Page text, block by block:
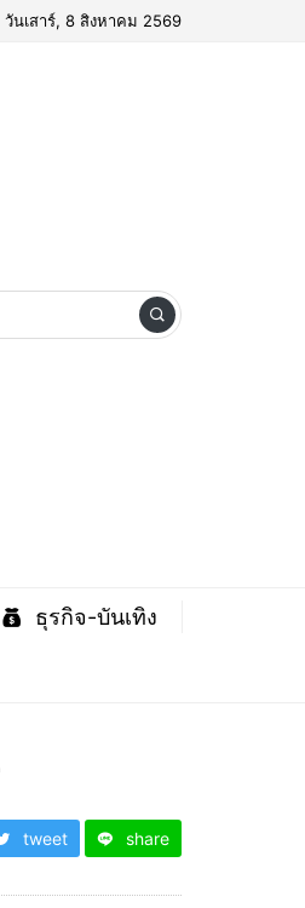
วันเสาร์, 8 สิงหาคม 2569
ธุรกิจ-บันเทิง
tweet share